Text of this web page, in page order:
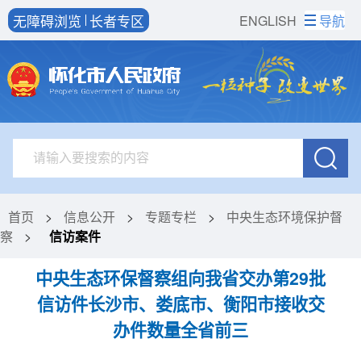
ENGLISH
无障碍浏览 长者专区 导航
首页 > 信息公开 > 专题专栏 >
中央生态环境保护督
察
> 信访案件
中央生态环保督察组向我省交办第29批
信访件长沙市、娄底市、衡阳市接收交
办件数量全省前三